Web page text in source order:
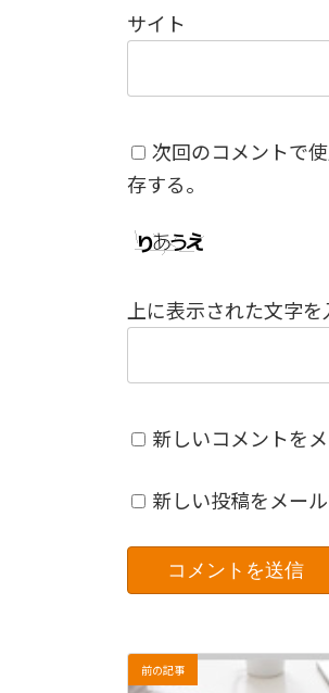
サイト
次回のコメントで
存する。
上に表示された文字を
新しいコメントを
新しい投稿をメー
前の記事